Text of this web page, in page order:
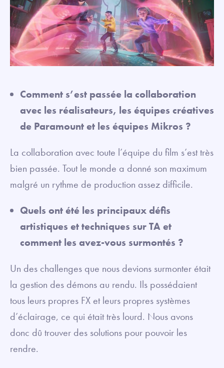
Comment s’est passée la collaboration
avec les réalisateurs, les équipes créatives
de Paramount et les équipes Mikros ?
La collaboration avec toute l’équipe du film s’est très
bien passée. Tout le monde a donné son maximum
malgré un rythme de production assez difficile.
Quels ont été les principaux défis
artistiques et techniques sur TA et
comment les avez-vous surmontés ?
Un des challenges que nous devions surmonter était
la gestion des démons au rendu. Ils possédaient
tous leurs propres FX et leurs propres systèmes
d’éclairage, ce qui était très lourd. Nous avons
donc dû trouver des solutions pour pouvoir les
rendre.